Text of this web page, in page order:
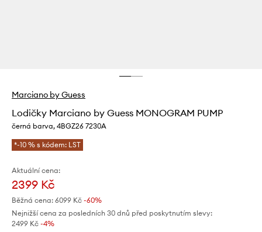
Marciano by Guess
Lodičky Marciano by Guess MONOGRAM PUMP
černá barva, 4BGZ26 7230A
*-10 % s kódem: LST
Aktuální cena:
2399 Kč
Běžná cena: 6099 Kč -60%
Nejnižší cena za posledních 30 dnů před poskytnutím slevy:
2499 Kč -4%